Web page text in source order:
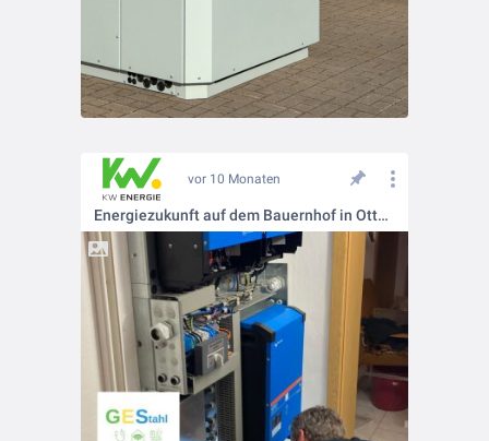
vor 10 Monaten
Energiezukunft auf dem Bauernhof in Ottenrieth!